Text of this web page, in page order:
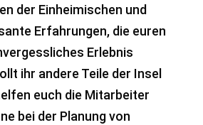
der Einheimischen und
Erfahrungen, die euren
Erlebnis
ihr andere Teile der Insel
euch die Mitarbeiter
bei der Planung von